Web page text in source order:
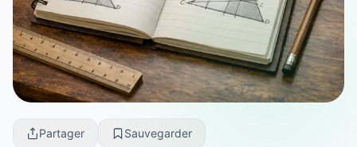
Partager Sauvegarder